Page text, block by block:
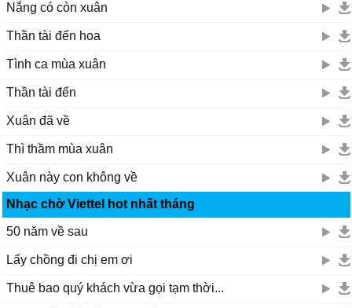
Nắng có còn xuân
Thần tài đến hoa
Tình ca mùa xuân
Thần tài đến
Xuân đã về
Thì thầm mùa xuân
Xuân này con không về
Nhạc chờ Viettel hot nhất tháng
50 năm về sau
Lấy chồng đi chị em ơi
Thuê bao quý khách vừa gọi tạm thời...